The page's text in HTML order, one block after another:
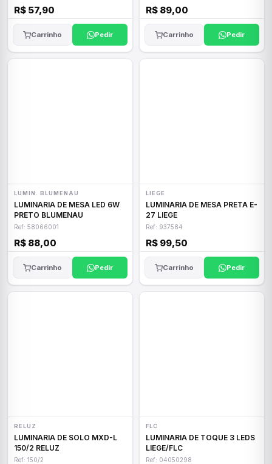
R$ 57,90
Carrinho Pedir
R$ 89,00
Carrinho Pedir
LUMIN. BLUMENAU
LUMINARIA DE MESA LED 6W
PRETO BLUMENAU
Ref: 58066001
R$ 88,00
Carrinho Pedir
LIEGE
LUMINARIA DE MESA PRETA E-
27 LIEGE
Ref: 937584
R$ 99,50
Carrinho Pedir
RELUZ
LUMINARIA DE SOLO MXD-L
150/2 RELUZ
Ref: 150/2
FLC
LUMINARIA DE TOQUE 3 LEDS
LIEGE/FLC
Ref: 04050298